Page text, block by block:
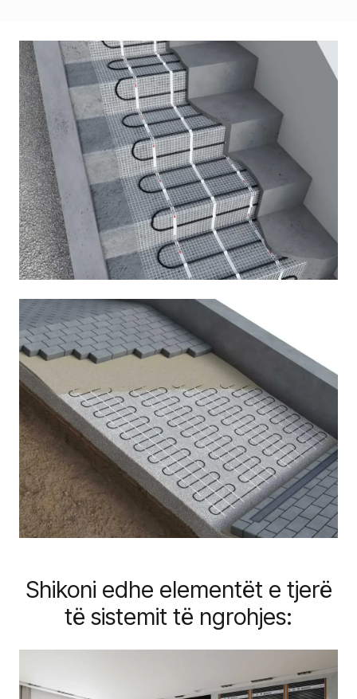
Shikoni edhe elementët e tjerë
të sistemit të ngrohjes: